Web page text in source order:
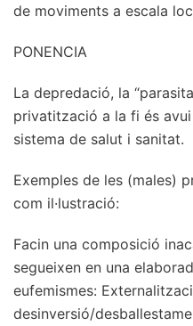
de moviments a escala
PONENCIA
La depredació, la
privatització a la fi és
sistema de salut i sanitat.
Exemples de les (males)
com il·lustració:
Facin una composició
segueixen en una
eufemismes:
desinversió/